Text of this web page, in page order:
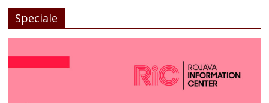
Speciale